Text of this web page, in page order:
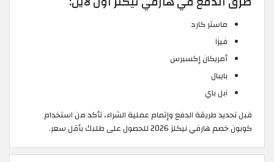
ماستر كارد
فيزا
أمريكان إكسبرس
بايبال
آبل باي
قبل تحديد طريقة الدفع وإتمام عملية الشراء، تأكد من استخدام
كوبون خصم هارفي نيكلز 2026 للحصول على طلبك بأقل سعر.